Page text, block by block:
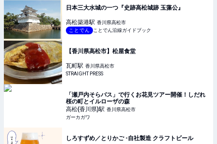
日本三大水城の一つ『史跡高松城跡 玉藻公』
高松築港駅 香川県高松市
ことでん
ことでん沿線ガイドブック
【香川県高松市】松屋食堂
瓦町駅 香川県高松市
STRAIGHT PRESS
「瀬戸内そらバス」で行くお花見ツアー開催！しだれ
桜の町とイルローザの森
高松(香川県)駅 香川県高松市
ガーカガワ
しろすずめ／とりかご -自社製造 クラフトビール